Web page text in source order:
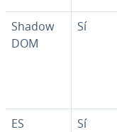
Shadow
DOM
Sí
ES
Sí